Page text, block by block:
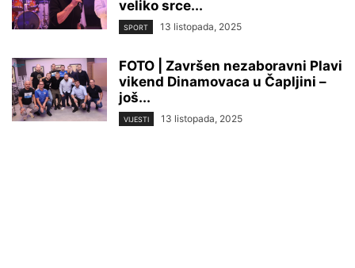
veliko srce...
SPORT 13 listopada, 2025
FOTO | Završen nezaboravni Plavi
vikend Dinamovaca u Čapljini –
još...
VIJESTI 13 listopada, 2025